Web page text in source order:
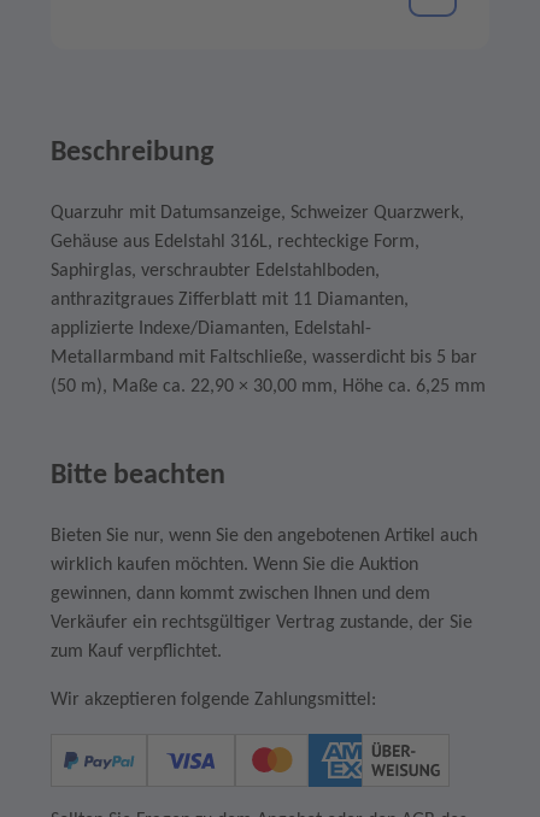
Beschreibung
Quarzuhr mit Datumsanzeige, Schweizer Quarzwerk,
Gehäuse aus Edelstahl 316L, rechteckige Form,
Saphirglas, verschraubter Edelstahlboden,
anthrazitgraues Zifferblatt mit 11 Diamanten,
applizierte Indexe/Diamanten, Edelstahl-
Metallarmband mit Faltschließe, wasserdicht bis 5 bar
(50 m), Maße ca. 22,90 × 30,00 mm, Höhe ca. 6,25 mm
Bitte beachten
Bieten Sie nur, wenn Sie den angebotenen Artikel auch
wirklich kaufen möchten. Wenn Sie die Auktion
gewinnen, dann kommt zwischen Ihnen und dem
Verkäufer ein rechtsgültiger Vertrag zustande, der Sie
zum Kauf verpflichtet.
Wir akzeptieren folgende Zahlungsmittel: